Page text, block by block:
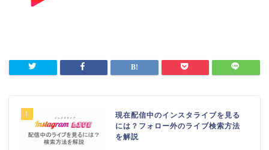
1
現在配信中のインスタライブを見る
には？フォロー外のライブ検索方法
を解説